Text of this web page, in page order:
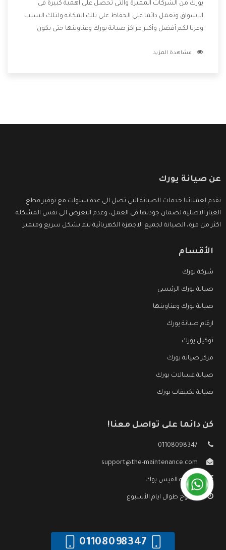
يورك من الشركات المميزة والتى تحصل على اهمية كبيرة فى
الاسواق وتعمل دائما على الحفاظ على تلك المكانه ولتلك السبب
وفرنا لكم أفضل وأكبر مراكز صيانة يورك وعناوينها حتى يكون
دون اى ازعاج كما أننا نهتم بكل ما يحتاجه المستهلك لكى نحافظ
مشاهدة المزيد
عن صيانة يورك
نقدم لعملائنا خدمات الصيانة التى تصل الى عدة سنوات مع توفير قطع
الغيار الاصلية لضمان جودتها فى العمل، وعدم التعرض الى نفس المشكلة
اكثر من مرة، الصيانة لجميع الاجهزة الكهربائية تتم بشكل سريع ومتميز.
الأقسام
شركة يورك
صيانة يورك الرئيسي
صيانة يورك وعناوينها
ارقام صيانة يورك
توكيل يورك
مركز صيانة يورك
صيانة غسالات يورك
صيانة تكييفات يورك
كن دائما على تواصل معنا!
01108098347
support@the-maintenance.com
صفحة الفيس بوك
مفتوح طوال ايام الأسبوع
01108098347